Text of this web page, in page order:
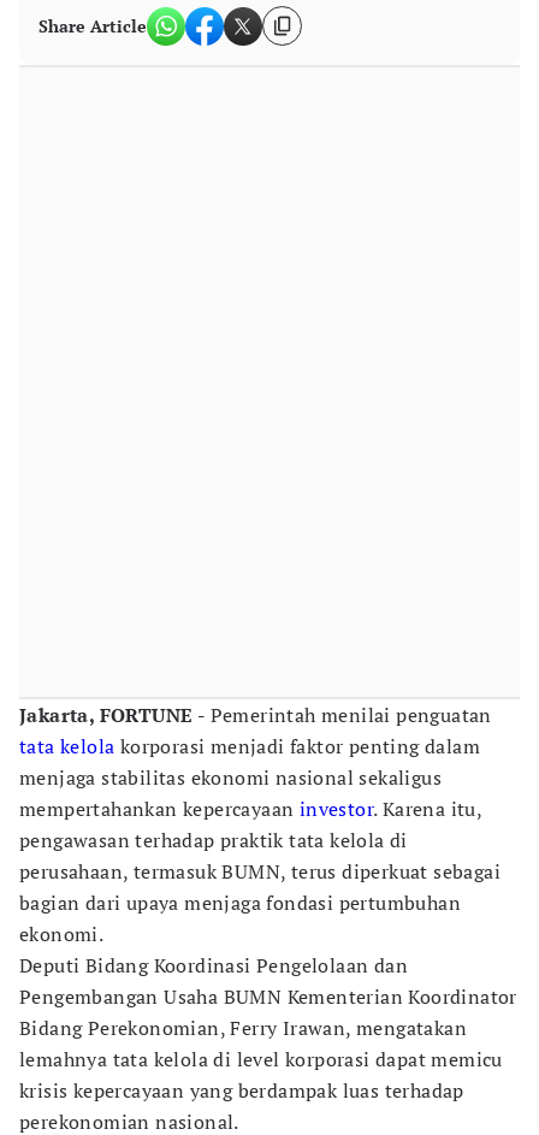
Share Article
Jakarta, FORTUNE - Pemerintah menilai penguatan
tata kelola korporasi menjadi faktor penting dalam
menjaga stabilitas ekonomi nasional sekaligus
mempertahankan kepercayaan investor. Karena itu,
pengawasan terhadap praktik tata kelola di
perusahaan, termasuk BUMN, terus diperkuat sebagai
bagian dari upaya menjaga fondasi pertumbuhan
ekonomi.
Deputi Bidang Koordinasi Pengelolaan dan
Pengembangan Usaha BUMN Kementerian Koordinator
Bidang Perekonomian, Ferry Irawan, mengatakan
lemahnya tata kelola di level korporasi dapat memicu
krisis kepercayaan yang berdampak luas terhadap
perekonomian nasional.